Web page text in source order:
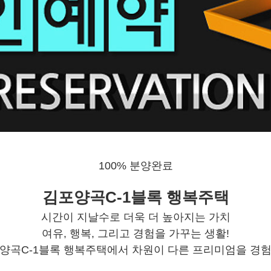
100% 분양완료
김포양곡C-1블록 행복주택
시간이 지날수로 더욱 더 높아지는 가치
여유, 행복, 그리고 경험을 가꾸는 생활!
곡C-1블록 행복주택에서 차원이 다른 프리미엄을 경